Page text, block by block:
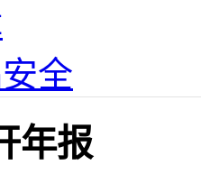
全
年报